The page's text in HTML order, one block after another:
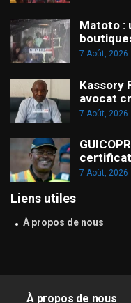
Matoto :
7 Août, 2026
Kassory
avocat
7 Août, 2026
7 Août, 2026
Liens utiles
À propos de nous
À propos de nous